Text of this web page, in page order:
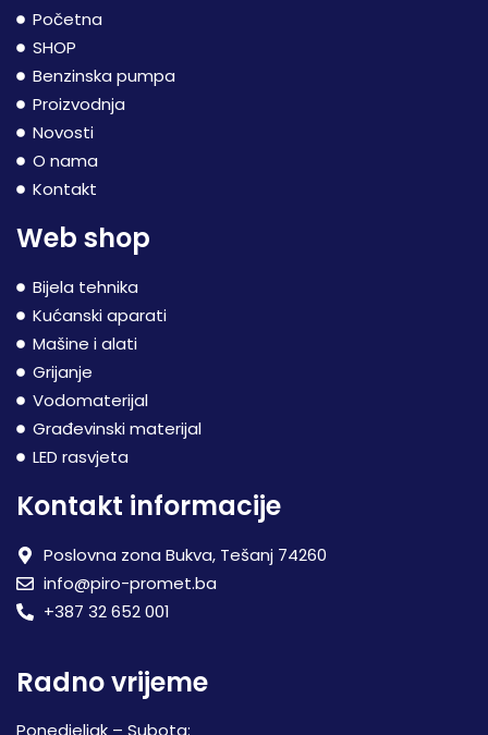
Početna
SHOP
Benzinska pumpa
Proizvodnja
Novosti
O nama
Kontakt
Web shop
Bijela tehnika
Kućanski aparati
Mašine i alati
Grijanje
Vodomaterijal
Građevinski materijal
LED rasvjeta
Kontakt informacije
Poslovna zona Bukva, Tešanj 74260
info@piro-promet.ba
+387 32 652 001
Radno vrijeme
Ponedjeljak – Subota: